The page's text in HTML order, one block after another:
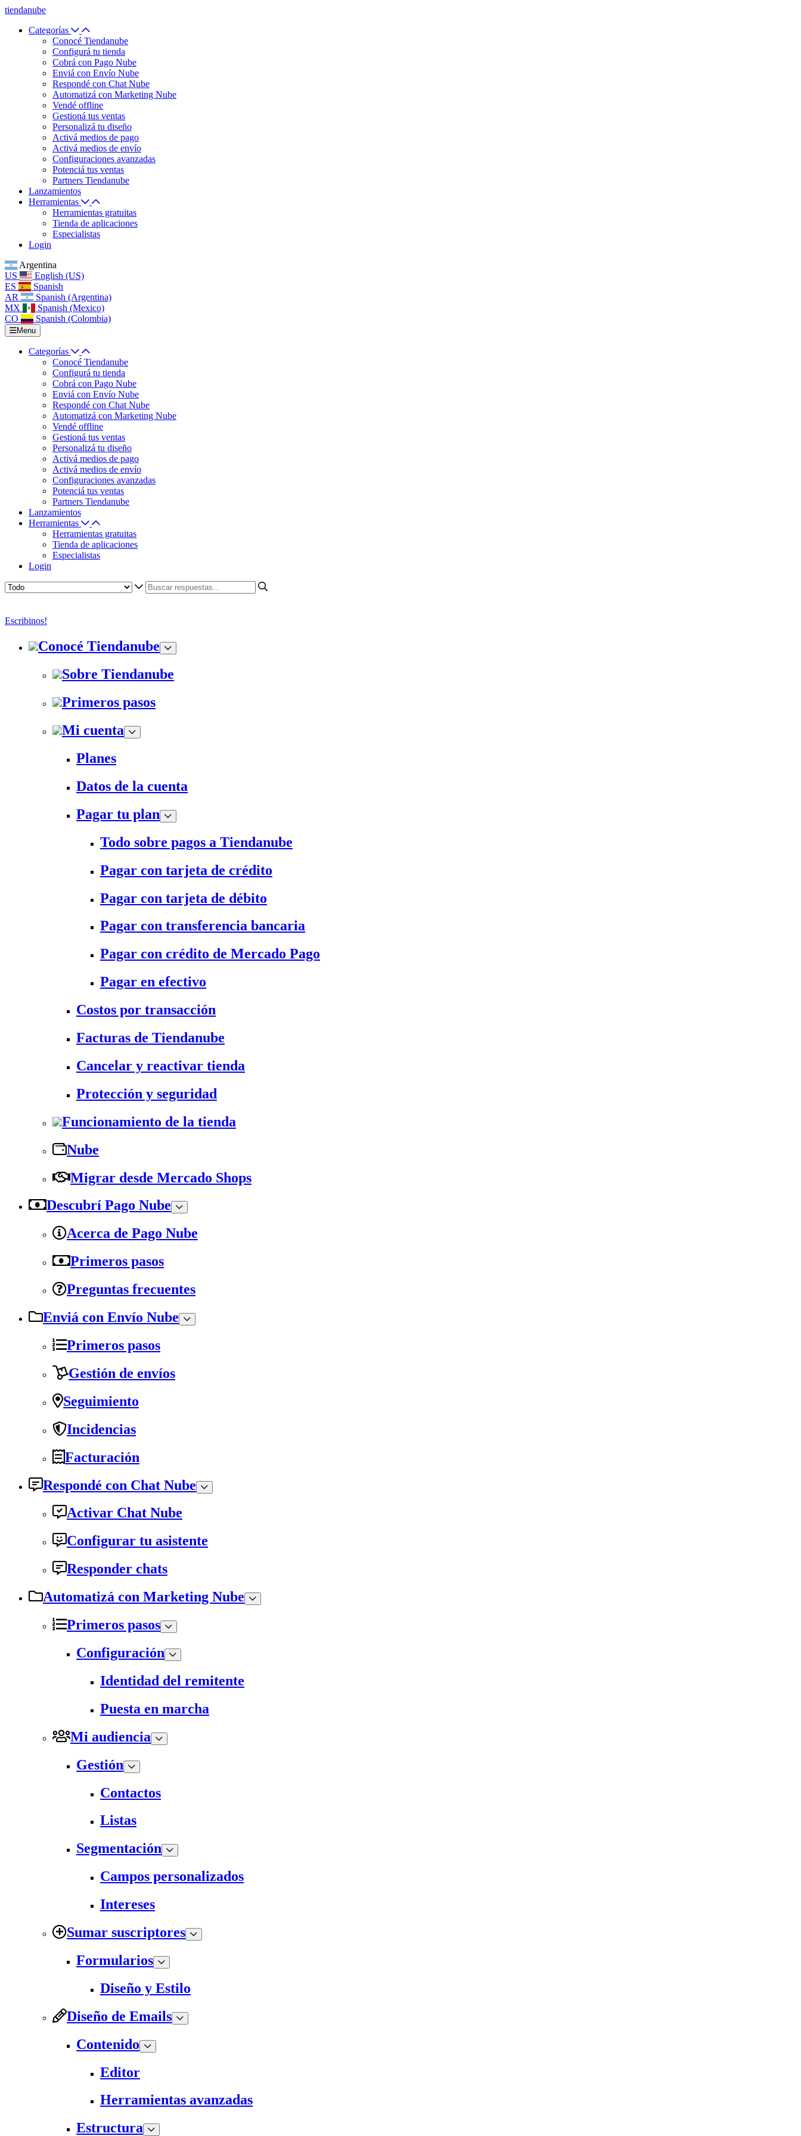
tiendanube
Categorías
Conocé Tiendanube
Configurá tu tienda
Cobrá con Pago Nube
Enviá con Envío Nube
Respondé con Chat Nube
Automatizá con Marketing Nube
Vendé offline
Gestioná tus ventas
Personalizá tu diseño
Activá medios de pago
Activá medios de envío
Configuraciones avanzadas
Potenciá tus ventas
Partners Tiendanube
Lanzamientos
Herramientas
Herramientas gratuitas
Tienda de aplicaciones
Especialistas
Login
Argentina
US
English (US)
ES
Spanish
AR
Spanish (Argentina)
MX
Spanish (Mexico)
CO
Spanish (Colombia)
Menu
Categorías
Conocé Tiendanube
Configurá tu tienda
Cobrá con Pago Nube
Enviá con Envío Nube
Respondé con Chat Nube
Automatizá con Marketing Nube
Vendé offline
Gestioná tus ventas
Personalizá tu diseño
Activá medios de pago
Activá medios de envío
Configuraciones avanzadas
Potenciá tus ventas
Partners Tiendanube
Lanzamientos
Herramientas
Herramientas gratuitas
Tienda de aplicaciones
Especialistas
Login
Escribinos!
Conocé Tiendanube
Sobre Tiendanube
Primeros pasos
Mi cuenta
Planes
Datos de la cuenta
Pagar tu plan
Todo sobre pagos a Tiendanube
Pagar con tarjeta de crédito
Pagar con tarjeta de débito
Pagar con transferencia bancaria
Pagar con crédito de Mercado Pago
Pagar en efectivo
Costos por transacción
Facturas de Tiendanube
Cancelar y reactivar tienda
Protección y seguridad
Funcionamiento de la tienda
Nube
Migrar desde Mercado Shops
Descubrí Pago Nube
Acerca de Pago Nube
Primeros pasos
Preguntas frecuentes
Enviá con Envío Nube
Primeros pasos
Gestión de envíos
Seguimiento
Incidencias
Facturación
Respondé con Chat Nube
Activar Chat Nube
Configurar tu asistente
Responder chats
Automatizá con Marketing Nube
Primeros pasos
Configuración
Identidad del remitente
Puesta en marcha
Mi audiencia
Gestión
Contactos
Listas
Segmentación
Campos personalizados
Intereses
Sumar suscriptores
Formularios
Diseño y Estilo
Diseño de Emails
Contenido
Editor
Herramientas avanzadas
Estructura